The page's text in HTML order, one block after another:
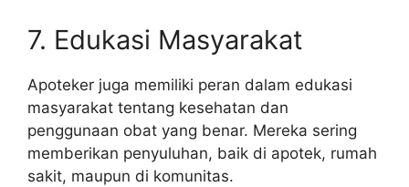
7. Edukasi Masyarakat
Apoteker juga memiliki peran dalam edukasi
masyarakat tentang kesehatan dan
penggunaan obat yang benar. Mereka sering
memberikan penyuluhan, baik di apotek, rumah
sakit, maupun di komunitas.